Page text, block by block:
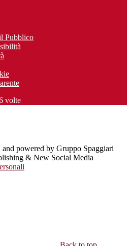
Pubblico
volte
powered by Gruppo Spaggiari
& New Social Media